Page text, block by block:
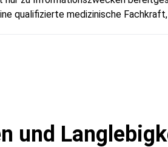
qualifizierte medizinische
und